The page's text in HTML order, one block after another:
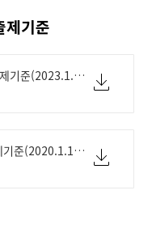
제기준
바이오화학제품제조기사_출제기준(2023.1.1~2025.12.31).hwp
바이오화학제품제조기사출제기준(2020.1.1~2022.12.31).hwp